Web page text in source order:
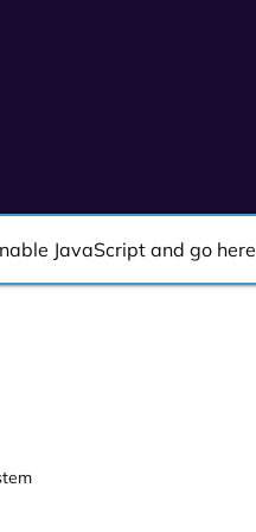
JavaScript and go here